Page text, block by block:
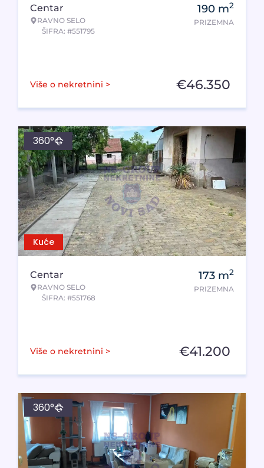
Centar
RAVNO SELO
ŠIFRA: #551795
190 m2
PRIZEMNA
Više o nekretnini > €46.350
Kuće
360°
Centar
RAVNO SELO
ŠIFRA: #551768
173 m2
PRIZEMNA
Više o nekretnini > €41.200
360°